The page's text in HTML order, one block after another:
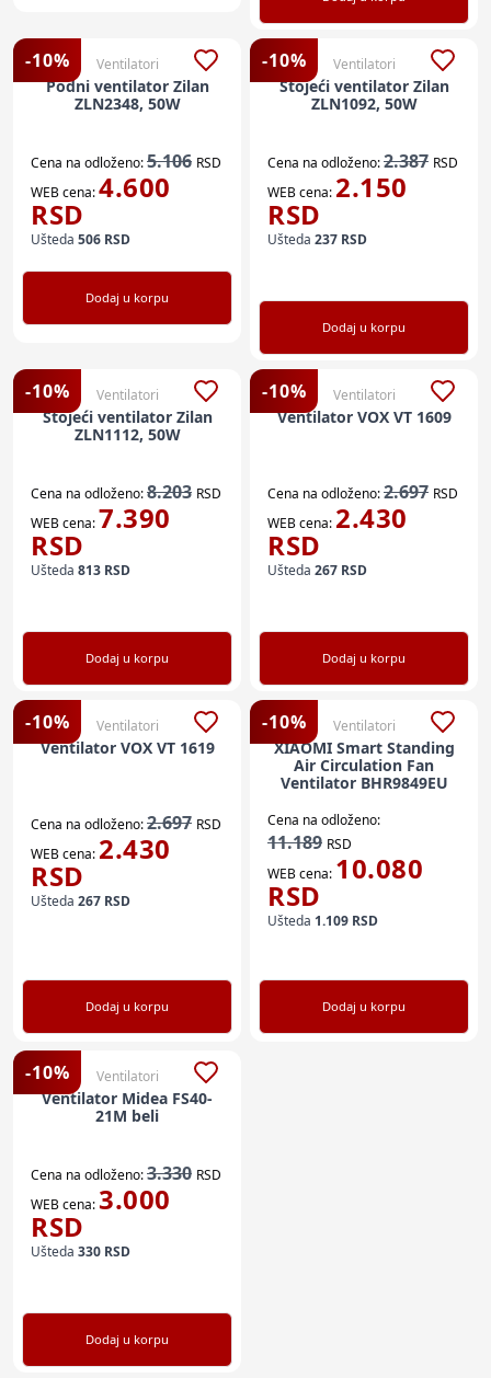
-10% Ventilatori
Podni ventilator Zilan
ZLN2348, 50W
Cena na odloženo:5.106 RSD
WEB cena:4.600
RSD
Ušteda 506 RSD
Dodaj u korpu
-10% Ventilatori
Stojeći ventilator Zilan
ZLN1092, 50W
Cena na odloženo:2.387 RSD
WEB cena: 2.150
RSD
Ušteda 237 RSD
Dodaj u korpu
-10% Ventilatori
Stojeći ventilator Zilan
ZLN1112, 50W
Cena na odloženo:8.203 RSD
WEB cena:7.390
RSD
Ušteda 813 RSD
Dodaj u korpu
-10% Ventilatori
Ventilator VOX VT 1609
Cena na odloženo:2.697 RSD
WEB cena: 2.430
RSD
Ušteda 267 RSD
Dodaj u korpu
-10% Ventilatori
Ventilator VOX VT 1619
Cena na odloženo:2.697 RSD
WEB cena: 2.430
RSD
Ušteda 267 RSD
Dodaj u korpu
-10% Ventilatori
XIAOMI Smart Standing
Air Circulation Fan
Ventilator BHR9849EU
Cena na odloženo:
11.189 RSD
WEB cena: 10.080
RSD
Ušteda 1.109 RSD
Dodaj u korpu
-10% Ventilatori
Ventilator Midea FS40-
21M beli
Cena na odloženo:3.330 RSD
WEB cena:3.000
RSD
Ušteda 330 RSD
Dodaj u korpu